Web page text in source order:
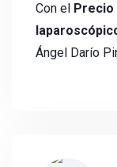
Con el Precio
Ángel Darío